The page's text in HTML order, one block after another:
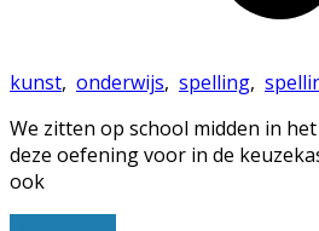
kunst, onderwijs, spelling,
We zitten op school midden in
deze oefening voor in de
ook